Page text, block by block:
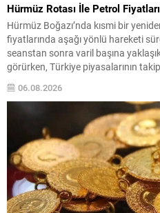
Hürmüz Rotası İle Petrol
Hürmüz Boğazı’nda kısmi bir
fiyatlarında aşağı yönlü hareketi
seanstan sonra varil başına
görürken, Türkiye piyasalarının
üzerinden alternatif bir nakliye...
06.08.2026